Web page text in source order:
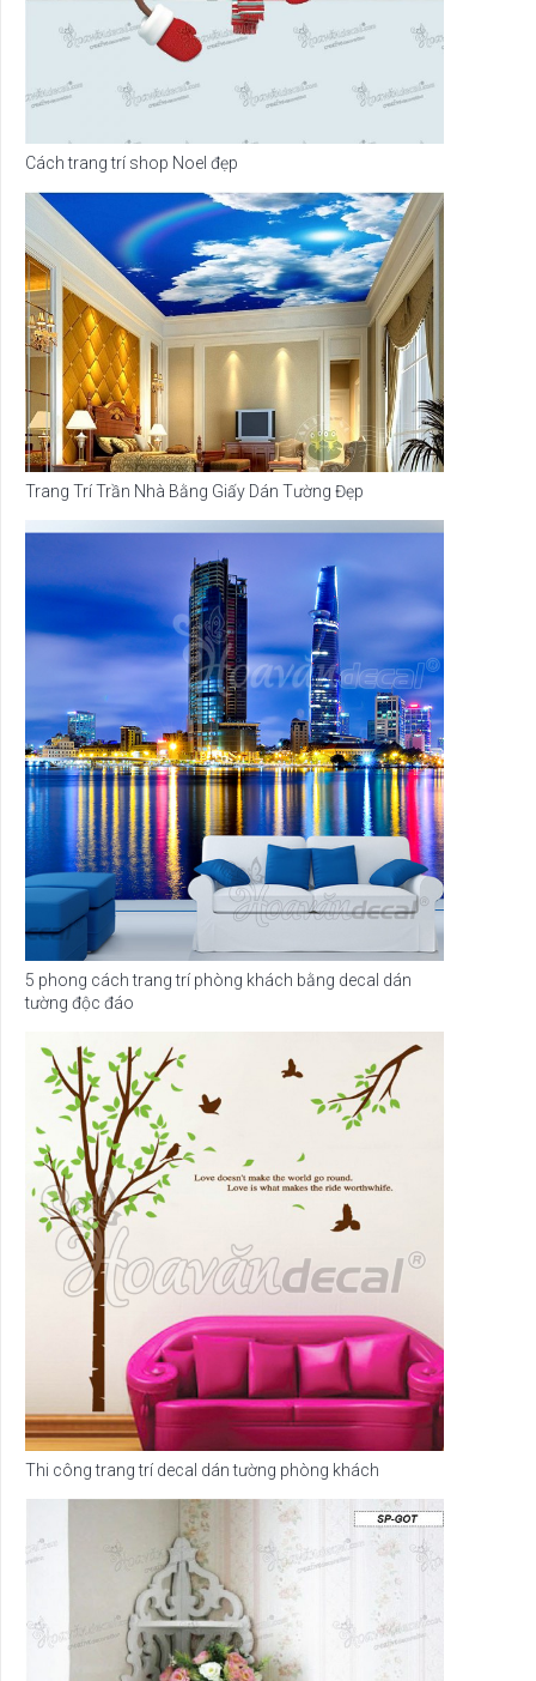
Cách trang trí shop Noel đẹp
Trang Trí Trần Nhà Bằng Giấy Dán Tường Đẹp
5 phong cách trang trí phòng khách bằng decal dán
tường độc đáo
Thi công trang trí decal dán tường phòng khách